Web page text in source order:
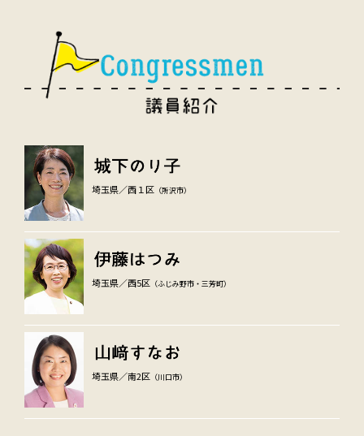
埼玉県／西１区 （所沢市）
埼玉県／西5区 （ふじみ野市・三芳町）
埼玉県／南2区 （川口市）